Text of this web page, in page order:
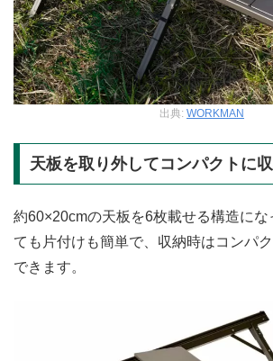
出典: WORKMAN
天板を取り外してコンパクトに
約60×20cmの天板を6枚載せる構造にな
ても片付けも簡単で、収納時はコンパ
できます。